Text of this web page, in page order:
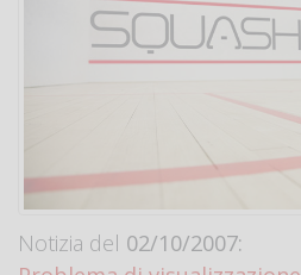
Notizia del 02/10/2007: